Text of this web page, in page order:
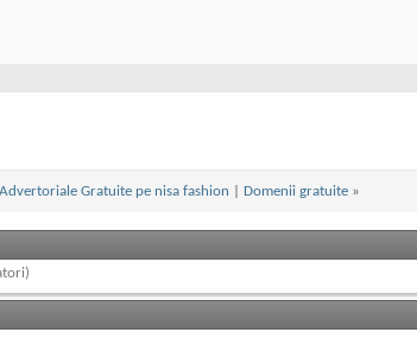
Gratuite pe nisa fashion Domenii gratuite »